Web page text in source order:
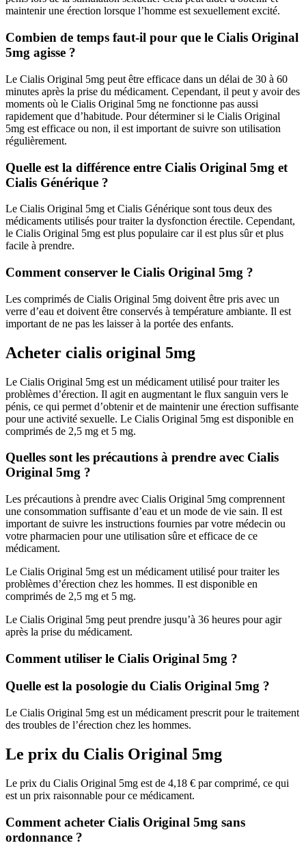
maintenir une érection lorsque l’homme est sexuellement excité.
Combien de temps faut-il pour que le Cialis Original
5mg agisse ?
Le Cialis Original 5mg peut être efficace dans un délai de 30 à 60
minutes après la prise du médicament. Cependant, il peut y avoir des
moments où le Cialis Original 5mg ne fonctionne pas aussi
rapidement que d’habitude. Pour déterminer si le Cialis Original
5mg est efficace ou non, il est important de suivre son utilisation
régulièrement.
Quelle est la différence entre Cialis Original 5mg et
Cialis Générique ?
Le Cialis Original 5mg et Cialis Générique sont tous deux des
médicaments utilisés pour traiter la dysfonction érectile. Cependant,
le Cialis Original 5mg est plus populaire car il est plus sûr et plus
facile à prendre.
Comment conserver le Cialis Original 5mg ?
Les comprimés de Cialis Original 5mg doivent être pris avec un
verre d’eau et doivent être conservés à température ambiante. Il est
important de ne pas les laisser à la portée des enfants.
Acheter cialis original 5mg
Le Cialis Original 5mg est un médicament utilisé pour traiter les
problèmes d’érection. Il agit en augmentant le flux sanguin vers le
pénis, ce qui permet d’obtenir et de maintenir une érection suffisante
pour une activité sexuelle. Le Cialis Original 5mg est disponible en
comprimés de 2,5 mg et 5 mg.
Quelles sont les précautions à prendre avec Cialis
Original 5mg ?
Les précautions à prendre avec Cialis Original 5mg comprennent
une consommation suffisante d’eau et un mode de vie sain. Il est
important de suivre les instructions fournies par votre médecin ou
votre pharmacien pour une utilisation sûre et efficace de ce
médicament.
Le Cialis Original 5mg est un médicament utilisé pour traiter les
problèmes d’érection chez les hommes. Il est disponible en
comprimés de 2,5 mg et 5 mg.
Le Cialis Original 5mg peut prendre jusqu’à 36 heures pour agir
après la prise du médicament.
Comment utiliser le Cialis Original 5mg ?
Quelle est la posologie du Cialis Original 5mg ?
Le Cialis Original 5mg est un médicament prescrit pour le traitement
des troubles de l’érection chez les hommes.
Le prix du Cialis Original 5mg
Le prix du Cialis Original 5mg est de 4,18 € par comprimé, ce qui
est un prix raisonnable pour ce médicament.
Comment acheter Cialis Original 5mg sans
ordonnance ?